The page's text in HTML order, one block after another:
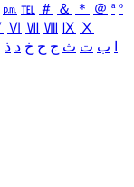
㏘ ℡ ＃ ＆ ＊ ＠ ª º
Ⅵ Ⅶ Ⅷ Ⅸ Ⅹ
ب ت ث ج ح خ د ذ